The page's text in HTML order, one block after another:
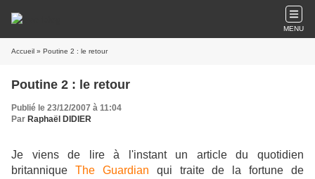
MENU
Accueil » Poutine 2 : le retour
Poutine 2 : le retour
Publié le 23/12/2007 à 11:04
Par Raphaël DIDIER
Je viens de lire à l'instant un article du quotidien
britannique
The Guardian
qui traite de la fortune de